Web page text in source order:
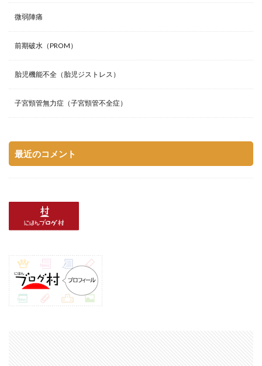
微弱陣痛
前期破水（PROM）
胎児機能不全（胎児ジストレス）
子宮頸管無力症（子宮頸管不全症）
最近のコメント